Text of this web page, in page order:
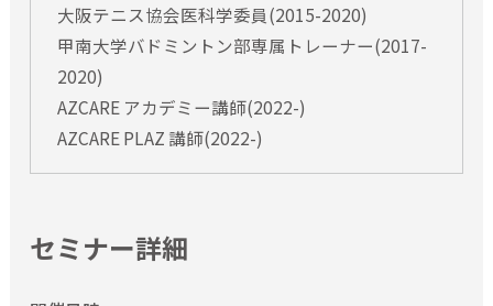
大阪テニス協会医科学委員(2015-2020)
甲南大学バドミントン部専属トレーナー(2017-
2020)
AZCARE アカデミー講師(2022-)
AZCARE PLAZ 講師(2022-)
セミナー詳細